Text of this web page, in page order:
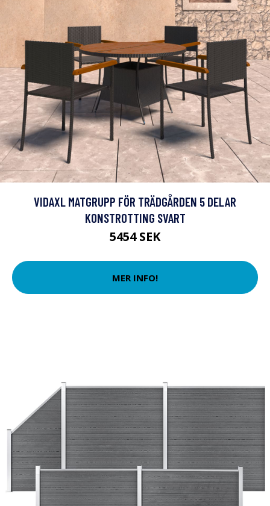
VIDAXL MATGRUPP FÖR TRÄDGÅRDEN 5 DELAR
KONSTROTTING SVART
5454 SEK
MER INFO!